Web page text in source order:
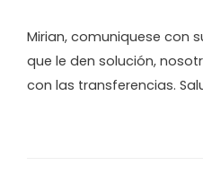
Mirian, comuniquese con
que le den solución,
con las transferencias.